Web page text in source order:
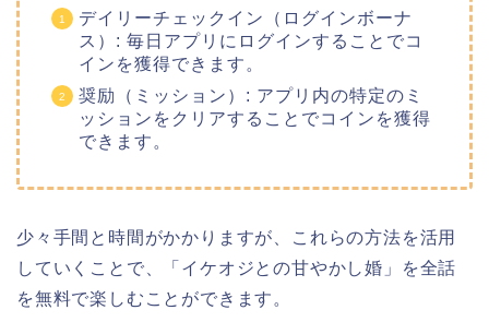
デイリーチェックイン（ログインボーナ
ス）: 毎日アプリにログインすることでコ
インを獲得できます。
奨励（ミッション）: アプリ内の特定のミ
ッションをクリアすることでコインを獲得
できます。
少々手間と時間がかかりますが、これらの方法を活用
していくことで、「イケオジとの甘やかし婚」を全話
を無料で楽しむことができます。